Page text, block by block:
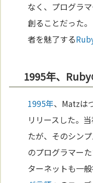
なく、プログラ
創ることだった
者を魅了する
1995年、
1995年、Matzは
リリースした。
たが、そのシン
のプログラマー
ターネットも一